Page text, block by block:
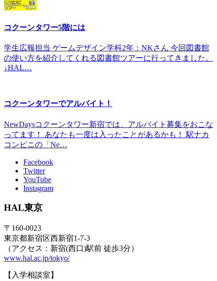
コクーンタワー5階には
学生広報担当 ゲームデザイン学科2年：NKさん 今回図書館
の使い方を紹介してくれる図書館ツアーに行ってきました。
↓HAL…
コクーンタワーでアルバイト！
NewDaysコクーンタワー新宿では、アルバイト募集をおこな
ってます！ あなたも一度は入ったことがあるかも！ 駅ナカ
コンビニの「Ne…
Facebook
Twitter
YouTube
Instagram
HAL東京
〒160-0023
東京都新宿区西新宿1-7-3
（アクセス：新宿(西口)駅前 徒歩3分）
www.hal.ac.jp/tokyo/
【入学相談室】